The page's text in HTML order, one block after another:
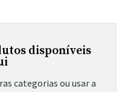
disponíveis
categorias ou usar a